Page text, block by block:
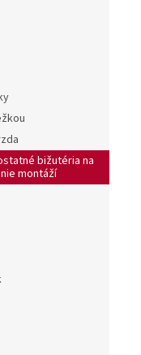
bižutéria na
montáží